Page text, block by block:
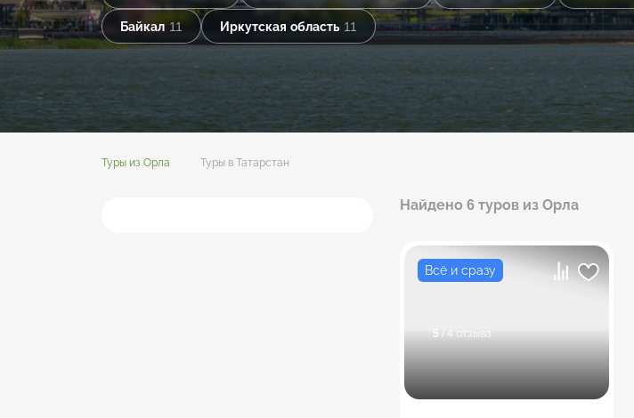
Байкал 11 Иркутская область 11
Туры из Орла Туры в Татарстан
Найдено 6 туров из Орла
Всё и сразу
5 / 4 отзыва